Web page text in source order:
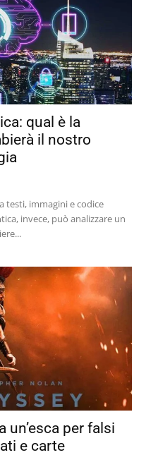
qual è la
il nostro
testi, immagini e codice
invece, può analizzare un
un’esca per falsi
e carte